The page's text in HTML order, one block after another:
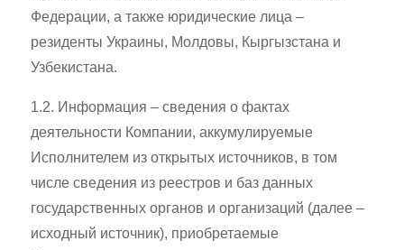
Федерации, а также юридические лица –
резиденты Украины, Молдовы, Кыргызстана и
Узбекистана.
1.2. Информация – сведения о фактах
деятельности Компании, аккумулируемые
Исполнителем из открытых источников, в том
числе сведения из реестров и баз данных
государственных органов и организаций (далее –
исходный источник), приобретаемые